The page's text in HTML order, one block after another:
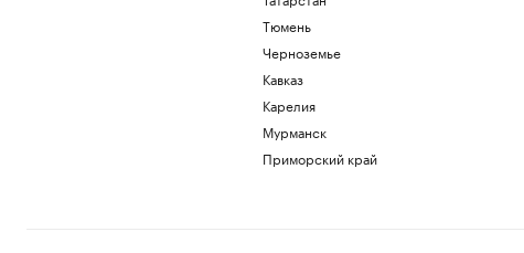
Тюмень
Черноземье
Кавказ
Карелия
Мурманск
Приморский край